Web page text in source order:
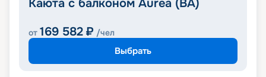
Каюта с балконом Aurea (BA)
от 169 582 ₽ /чел
Выбрать